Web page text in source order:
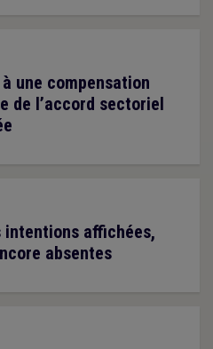
une compensation
de l’accord sectoriel
intentions affichées,
absentes